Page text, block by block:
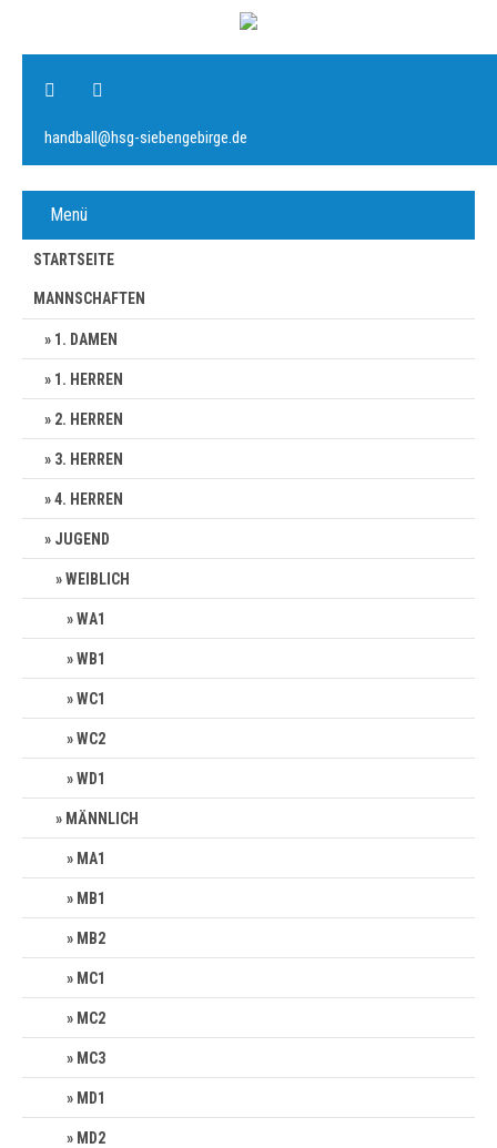
handball@hsg-siebengebirge.de
Menü
STARTSEITE
MANNSCHAFTEN
1. DAMEN
1. HERREN
2. HERREN
3. HERREN
4. HERREN
JUGEND
WEIBLICH
WA1
WB1
WC1
WC2
WD1
MÄNNLICH
MA1
MB1
MB2
MC1
MC2
MC3
MD1
MD2